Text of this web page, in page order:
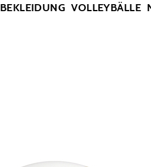
BEKLEIDUNG VOLLEYBÄLLE